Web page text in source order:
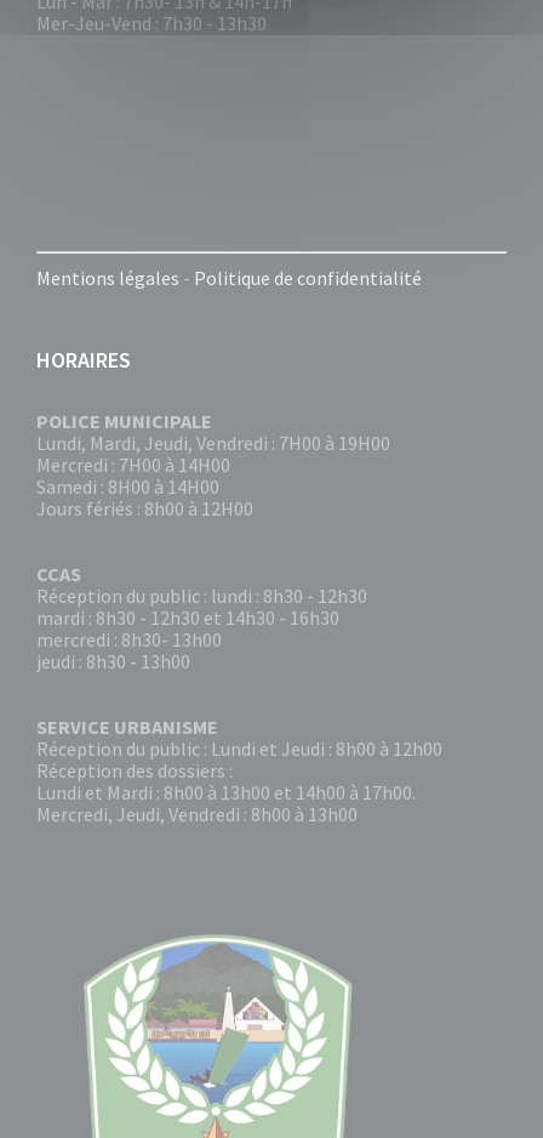
Mer-Jeu-Vend : 7h30 - 13h30
Mentions légales - Politique de confidentialité
HORAIRES
POLICE MUNICIPALE
Lundi, Mardi, Jeudi, Vendredi : 7H00 à 19H00
Mercredi : 7H00 à 14H00
Samedi : 8H00 à 14H00
Jours fériés : 8h00 à 12H00
CCAS
Réception du public : lundi : 8h30 - 12h30
mardi : 8h30 - 12h30 et 14h30 - 16h30
mercredi : 8h30- 13h00
jeudi : 8h30 - 13h00
SERVICE URBANISME
Réception du public : Lundi et Jeudi : 8h00 à 12h00
Réception des dossiers :
Lundi et Mardi : 8h00 à 13h00 et 14h00 à 17h00.
Mercredi, Jeudi, Vendredi : 8h00 à 13h00